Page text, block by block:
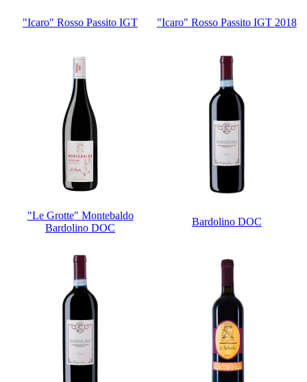
"Icaro" Rosso Passito IGT "Icaro" Rosso Passito IGT 2018
"Le Grotte" Montebaldo
Bardolino DOC
Bardolino DOC